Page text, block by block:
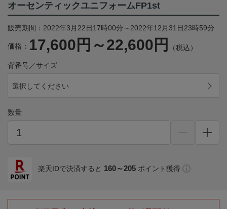
オーセンティックユニフォームFP1st
販売期間：2022年3月22日17時00分～2022年12月31日23時59分
価格： 17,600円～22,600円 （税込）
背番号／サイズ
選択してください
数量
楽天IDで決済すると 160～205 ポイント獲得